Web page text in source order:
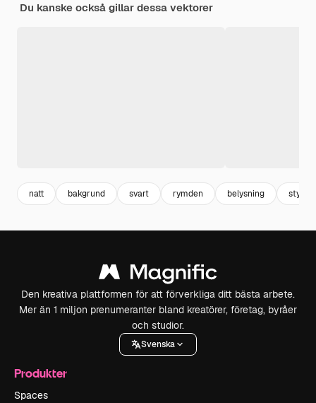
Du kanske också gillar dessa vektorer
natt bakgrund svart rymden belysning
Den kreativa plattformen för att förverkliga ditt bästa arbete.
Mer än 1 miljon prenumeranter bland kreatörer, företag, byråer
och studior.
Svenska
Produkter
Spaces